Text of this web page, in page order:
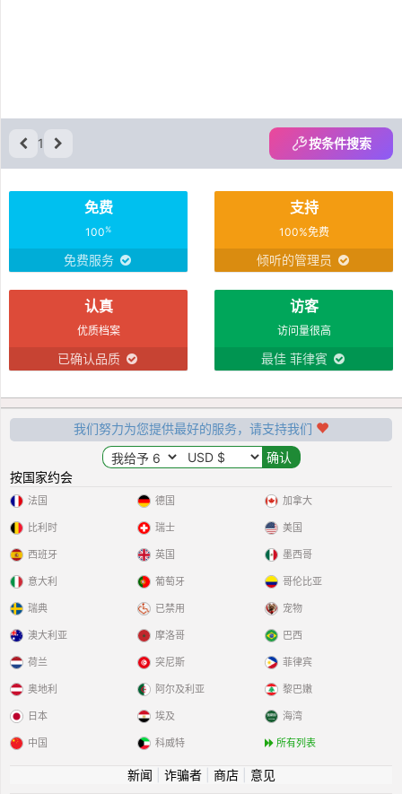
1 按条件搜索
免费
100%
免费服务
支持
100%免费
倾听的管理员
认真
优质档案
已确认品质
访客
访问量很高
最佳 菲律賓
我们努力为您提供最好的服务，请支持我们
按国家约会
法国
比利时
西班牙
意大利
瑞典
德国
瑞士
英国
葡萄牙
已禁用
加拿大
美国
墨西哥
哥伦比亚
宠物
澳大利亚
荷兰
奥地利
日本
中国
摩洛哥
突尼斯
阿尔及利亚
埃及
科威特
巴西
菲律宾
黎巴嫩
海湾
所有列表
新闻 诈骗者| 商店| 意见